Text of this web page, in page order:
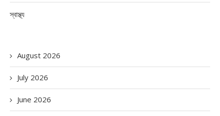
স্বাস্থ্য
August 2026
July 2026
June 2026